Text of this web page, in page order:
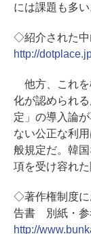
には課題も多い
◇紹介された中
http://
他方、これを
化が認められ
定」の導入論
ない公正な利
般規定だ。韓
項を受け容れ
◇著作権制度に
告書 別紙・参
http://